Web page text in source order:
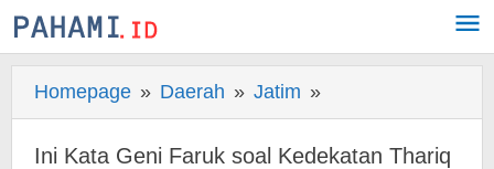
Skip
to
Homepage » Daerah » Jatim »
Kata
Geni
Ini Kata Geni Faruk soal Kedekatan Thariq